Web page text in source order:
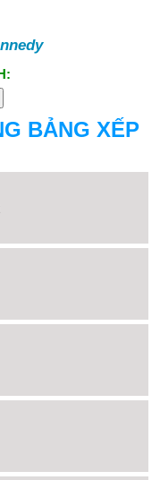
BẢNG XẾP